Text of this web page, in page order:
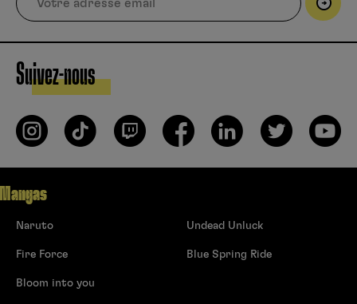
Suivez-nous
Mangas
Naruto
Fire Force
Bloom into you
Undead Unluck
Blue Spring Ride